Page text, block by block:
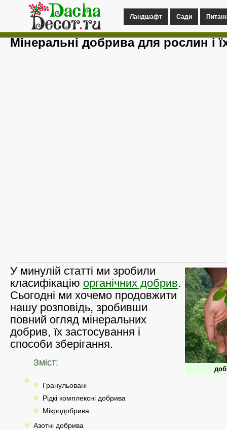
Ландшафт Сади
Мінеральні добрива для рослин і
У минулій статті ми зробили
класифікацію органічних добрив.
Сьогодні ми хочемо продовжити
нашу розповідь, зробивши
повний огляд мінеральних
добрив, їх застосування і
способи зберігання.
Зміст:
Гранульовані
Рідкі комплексні добрива
Мікродобрива
Азотні добрива